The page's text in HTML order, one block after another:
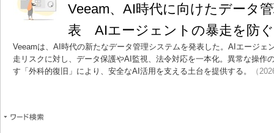
Veeam、AI時代に向けたデータ
表 AIエージェントの暴走を防ぐ
Veeamは、AI時代の新たなデータ管理システムを発表した。AIエージェ
走リスクに対し、データ保護やAI監視、法令対応を一本化。異常な操作
す「外科的復旧」により、安全なAI活用を支える土台を提供する。
（